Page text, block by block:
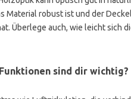
Material robust ist und der
Überlege auch, wie leicht sich
sind dir wichtig?